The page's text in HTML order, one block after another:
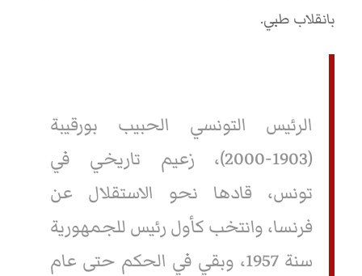
بانقلاب طبي.
الرئيس التونسي الحبيب بورقيبة
(1903-2000)، زعيم تاريخي في
تونس، قادها نحو الاستقلال عن
فرنسا، وانتخب كأول رئيس للجمهورية
سنة 1957، وبقي في الحكم حتى عام